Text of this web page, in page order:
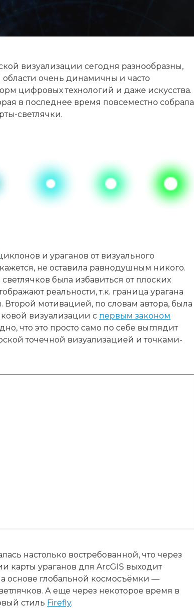
визуализации сегодня разнообразны,
очень динамичны и часто
цифровых технологий и даже искусства.
в последнее время повсеместно собрала
светлячки.
и ураганов от визуального
кажется, не оставила равнодушным никого.
была избавиться от плоских
реальности, т.к. граница урагана
Второй мотивацией, по словам автора, была
визуализации с первым законом
что это просто само по себе выглядит
точечной визуализацией и точками-
настолько востребованной, что через
карты ураганов для ArcGIS выходит
основе глобальной космосъёмки —
А еще через некоторое время в
стиль Firefly.